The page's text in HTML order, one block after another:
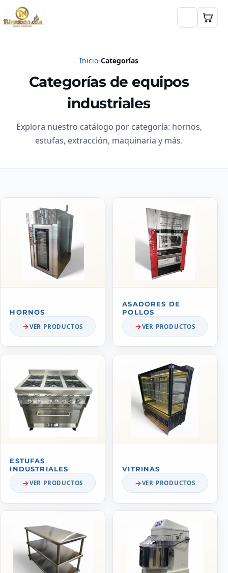
Inicio Categorías
Categorías de equipos
industriales
Explora nuestro catálogo por categoría: hornos,
estufas, extracción, maquinaria y más.
HORNOS
VER PRODUCTOS
ASADORES DE
POLLOS
VER PRODUCTOS
ESTUFAS
INDUSTRIALES
VER PRODUCTOS
VITRINAS
VER PRODUCTOS